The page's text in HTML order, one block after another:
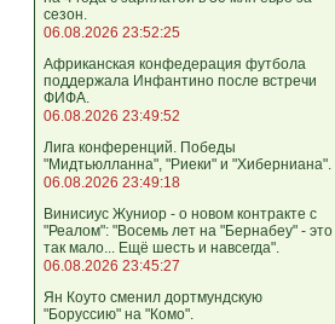
сезон.
06.08.2026 23:52:25
Африканская конфедерация футбола
поддержала Инфантино после встречи
ФИФА.
06.08.2026 23:49:52
Лига кoнференций. Победы
"Мидтьюлланна", "Риеки" и "Хиберниана".
06.08.2026 23:49:18
Винисиус Жуниор - о новом контракте с
"Реалом": "Восемь лет на "Бернабеу" - это
так мало... Ещё шесть и навсегда".
06.08.2026 23:45:27
Ян Коуто сменил дортмундскую
"Боруссию" на "Комо".